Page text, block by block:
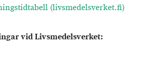
(livsmedelsverket.fi)
vid Livsmedelsverket: